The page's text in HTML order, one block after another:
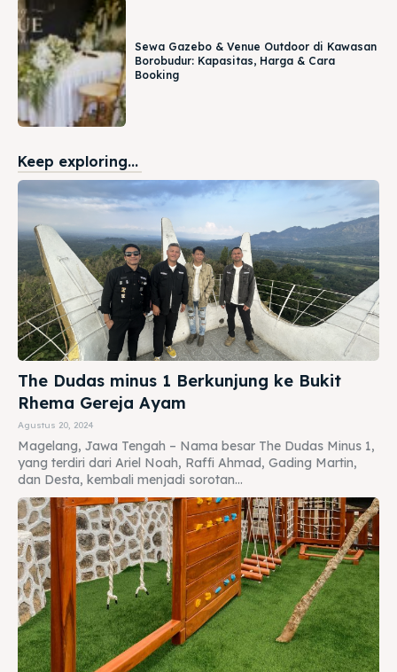
Sewa Gazebo & Venue Outdoor di Kawasan
Borobudur: Kapasitas, Harga & Cara
Booking
Keep exploring...
The Dudas minus 1 Berkunjung ke Bukit
Rhema Gereja Ayam
Agustus 20, 2024
Magelang, Jawa Tengah – Nama besar The Dudas Minus 1,
yang terdiri dari Ariel Noah, Raffi Ahmad, Gading Martin,
dan Desta, kembali menjadi sorotan...